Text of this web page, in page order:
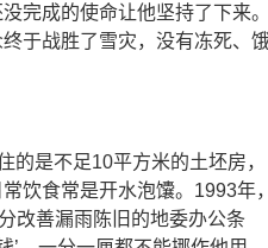
完成的使命让他坚持了下来。
于战胜了雪灾，没有冻死、
的是不足10平方米的土坯房，
饮食常是开水泡馕。1993年，
改善漏雨陈旧的地委办公条